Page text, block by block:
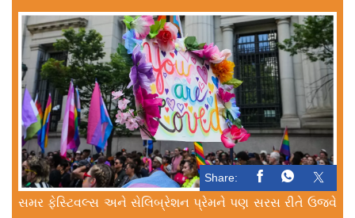
Share:
સમર ફેસ્ટિવલ્સ અને સેલિબ્રેશન પ્રેમને પણ સરસ રીતે ઉજવે